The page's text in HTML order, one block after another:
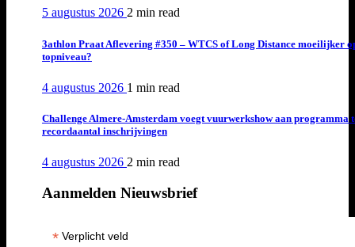
5 augustus 2026 2 min read
3athlon Praat Aflevering #350 – WTCS of Long Distance moeilijker
topniveau?
4 augustus 2026 1 min read
Challenge Almere-Amsterdam voegt vuurwerkshow aan programma
recordaantal inschrijvingen
4 augustus 2026 2 min read
Aanmelden Nieuwsbrief
*Verplicht veld